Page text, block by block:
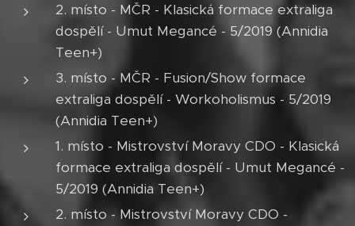
2. místo - MČR - Klasická formace extraliga
dospělí - Umut Megancé - 5/2019 (Annidia
Teen+)
3. místo - MČR - Fusion/Show formace
extraliga dospělí - Workoholismus - 5/2019
(Annidia Teen+)
1. místo - Mistrovství Moravy CDO - Klasická
formace extraliga dospělí - Umut Megancé -
5/2019 (Annidia Teen+)
2. místo - Mistrovství Moravy CDO -